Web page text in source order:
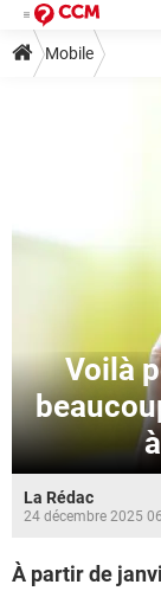
Mobile
Voilà
La Rédac
24 décembre 2025
À partir de